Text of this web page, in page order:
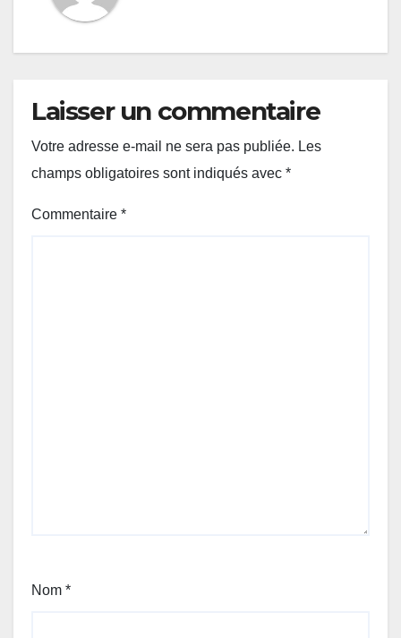
Laisser un commentaire
Votre adresse e-mail ne sera pas publiée. Les
champs obligatoires sont indiqués avec *
Commentaire *
Nom *